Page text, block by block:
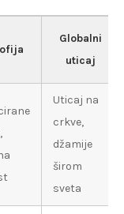
Globalni
uticaj
Uticaj na
crkve,
džamije
širom
sveta